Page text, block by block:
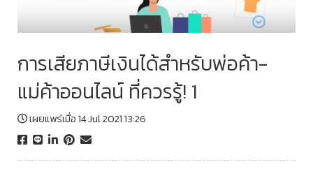
การเสียภาษีเงินได้สำหรับพ่อค้า-
แม่ค้าออนไลน์ ที่ควรรู้! 1
เผยแพร่เมื่อ 14 Jul 2021 13:26